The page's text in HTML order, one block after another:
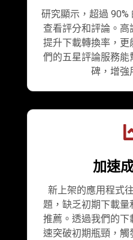
研究顯示，超過
查看評分和評論。
提升下載轉換率，
們的五星評論服務能
碑，增強
加速
新上架的應用程式
題，缺乏初期下載量
推薦。透過我們的
速突破初期瓶頸，觸